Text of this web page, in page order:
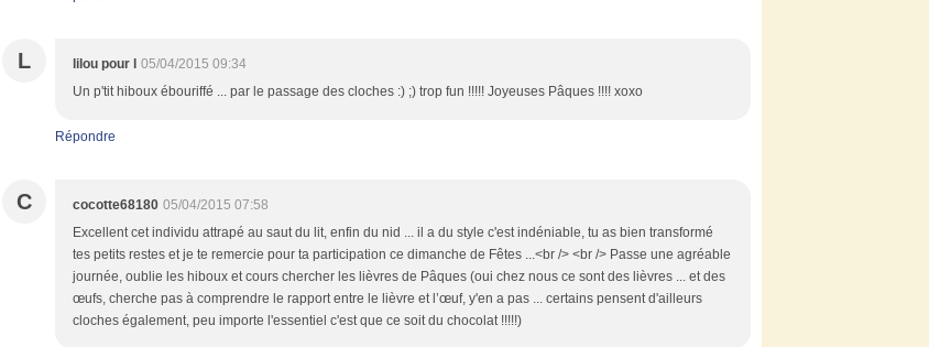
L lilou pour l
05/04/2015 09:34
Un p'tit hiboux ébouriffé ... par le passage des cloches :) ;) trop fun !!!!! Joyeuses Pâques !!!! xoxo
Répondre
C cocotte68180 05/04/2015 07:58
Excellent cet individu attrapé au saut du lit, enfin du nid ... il a du style c'est indéniable, tu as bien transformé
tes petits restes et je te remercie pour ta participation ce dimanche de Fêtes ...<br /> <br /> Passe une agréable
journée, oublie les hiboux et cours chercher les lièvres de Pâques (oui chez nous ce sont des lièvres ... et des
œufs, cherche pas à comprendre le rapport entre le lièvre et l’œuf, y'en a pas ... certains pensent d'ailleurs
cloches également, peu importe l'essentiel c'est que ce soit du chocolat !!!!!)